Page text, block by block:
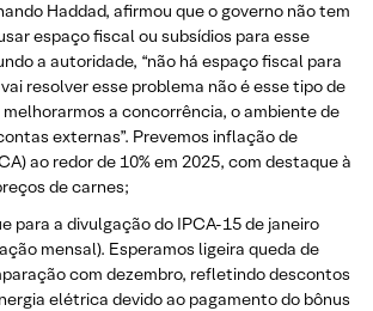
Haddad, afirmou que o governo não tem
espaço fiscal ou subsídios para esse
a autoridade, “não há espaço fiscal para
vai resolver esse problema não é esse tipo de
melhorarmos a concorrência, o ambiente de
externas”. Prevemos inflação de
ao redor de 10% em 2025, com destaque à
de carnes;
para a divulgação do IPCA-15 de janeiro
mensal). Esperamos ligeira queda de
com dezembro, refletindo descontos
elétrica devido ao pagamento do bônus